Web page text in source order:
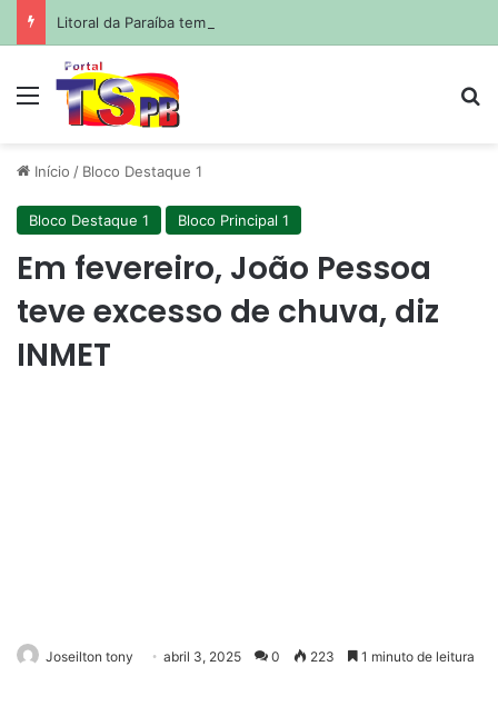
Menu
Início / Bloco Destaque 1
Bloco Destaque 1 Bloco Principal 1
Em fevereiro, João Pessoa
teve excesso de chuva, diz
INMET
Joseilton tony abril 3, 2025 0 223 1 minuto de leitura